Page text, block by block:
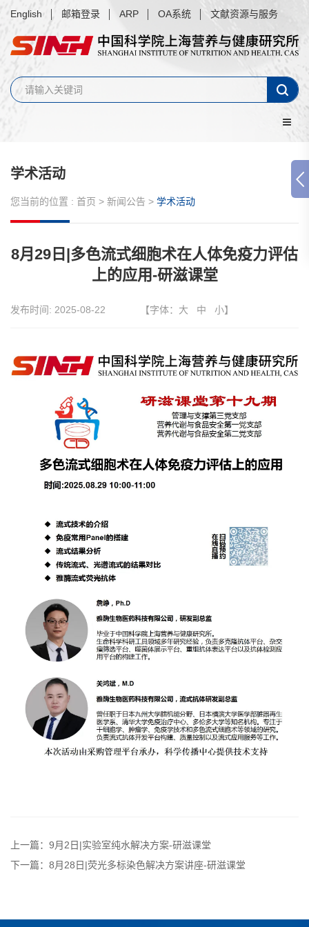
English 邮箱登录 ARP OA系统 文献资源与服务
学术活动
您当前的位置 : 首页 > 新闻公告 > 学术活动
8月29日|多色流式细胞术在人体免疫力评估
上的应用-研滋课堂
发布时间: 2025-08-22 【字体： 大 中 小】
上一篇：9月2日|实验室纯水解决方案-研滋课堂
下一篇：8月28日|荧光多标染色解决方案讲座-研滋课堂